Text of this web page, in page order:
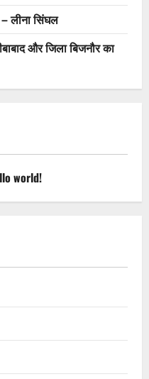
लीना सिंघल
और जिला बिजनौर का
world!